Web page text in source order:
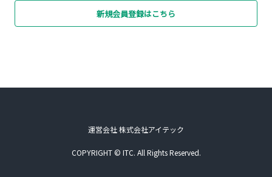
新規会員登録はこちら
運営会社 株式会社アイテック
COPYRIGHT © ITC. All Rights Reserved.